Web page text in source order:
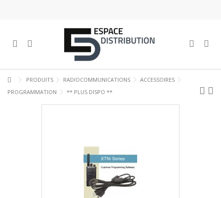
PRODUITS RADIOCOMMUNICATIONS
ACCESSOIRES
PROGRAMMATION
** PLUS DISPO **